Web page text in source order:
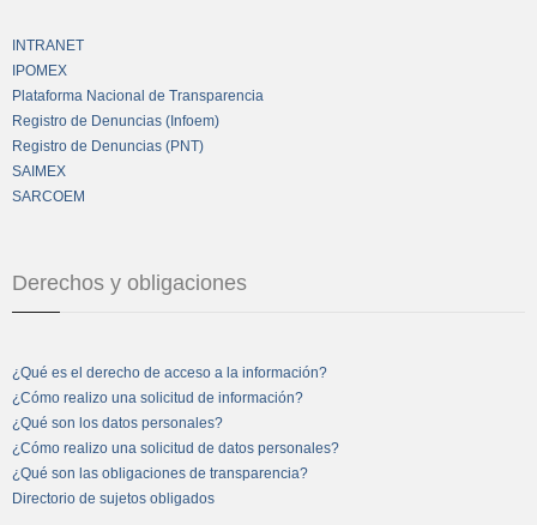
INTRANET
IPOMEX
Plataforma Nacional de Transparencia
Registro de Denuncias (Infoem)
Registro de Denuncias (PNT)
SAIMEX
SARCOEM
Derechos y obligaciones
¿Qué es el derecho de acceso a la información?
¿Cómo realizo una solicitud de información?
¿Qué son los datos personales?
¿Cómo realizo una solicitud de datos personales?
¿Qué son las obligaciones de transparencia?
Directorio de sujetos obligados